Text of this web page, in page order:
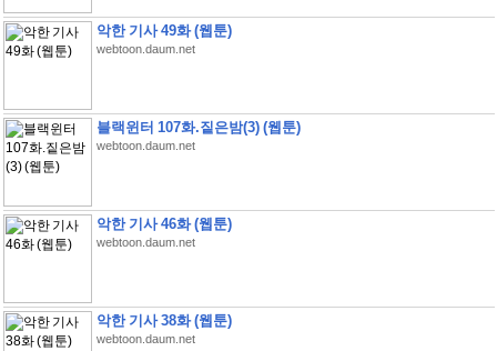
악한 기사 49화 (웹툰)
webtoon.daum.net
블랙윈터 107화.짙은밤(3) (웹툰)
webtoon.daum.net
악한 기사 46화 (웹툰)
webtoon.daum.net
악한 기사 38화 (웹툰)
webtoon.daum.net